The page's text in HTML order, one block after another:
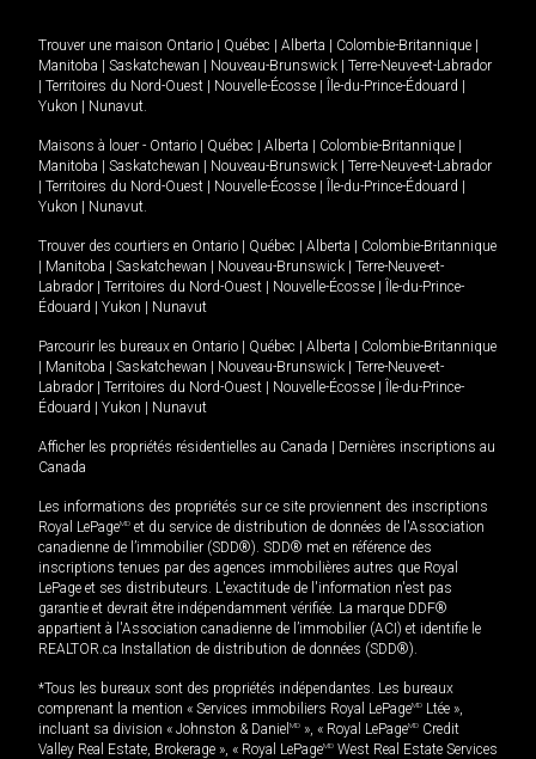
Trouver une maison Ontario Québec Alberta Colombie-Britannique
Manitoba
Saskatchewan Nouveau-Brunswick
Terre-Neuve-et-Labrador
Territoires du Nord-Ouest Nouvelle-Écosse Île-du-Prince-Édouard
Yukon
Nunavut.
Maisons à louer - Ontario Québec Alberta Colombie-Britannique
Manitoba
Saskatchewan Nouveau-Brunswick
Terre-Neuve-et-Labrador
Territoires du Nord-Ouest Nouvelle-Écosse Île-du-Prince-Édouard
Yukon
Nunavut.
Trouver des courtiers en Ontario Québec Alberta
Colombie-Britannique
Manitoba Saskatchewan Nouveau-Brunswick
Terre-Neuve-et-
Labrador
Territoires du Nord-Ouest Nouvelle-Écosse
Île-du-Prince-
Édouard
Yukon Nunavut
Parcourir les bureaux en Ontario Québec Alberta
Colombie-Britannique
Manitoba Saskatchewan Nouveau-Brunswick
Terre-Neuve-et-
Labrador
Territoires du Nord-Ouest Nouvelle-Écosse
Île-du-Prince-
Édouard
Yukon Nunavut
Afficher les propriétés résidentielles au Canada
Dernières inscriptions au
Canada
Les informations des propriétés sur ce site proviennent des inscriptions
Royal LePageMD et du service de distribution de données de l'Association
canadienne de l’immobilier (SDD®). SDD® met en référence des
inscriptions tenues par des agences immobilières autres que Royal
LePage et ses distributeurs. L'exactitude de l'information n'est pas
garantie et devrait être indépendamment vérifiée. La marque DDF®
appartient à l'Association canadienne de l’immobilier (ACI) et identifie le
REALTOR.ca Installation de distribution de données (SDD®).
*Tous les bureaux sont des propriétés indépendantes. Les bureaux
comprenant la mention « Services immobiliers Royal LePageMD Ltée »,
incluant sa division « Johnston & Daniel MD », « Royal LePageMD Credit
Valley Real Estate, Brokerage », « Royal LePageMD West Real Estate Services